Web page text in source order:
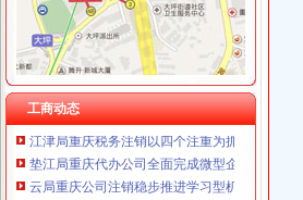
工商动态
市重庆代办公司局副巡视员高印平率队到南川
渝北局推行“一单通”重庆代办公司工作取得阶段
南岸局实行市场准入“四规范”重庆税务注销积
长寿局重庆代办公司大力促进非公经济组织创先
沙坪坝局重庆分公司注销三举措帮扶中小企业
江津局重庆税务注销以四个注重为抓手大力发展
垫江局重庆代办公司全面完成微型企业试点发展
云局重庆公司注销稳步推进学习型机关建设成效
秀山局北城所“四看一送检”重庆营业执照注销